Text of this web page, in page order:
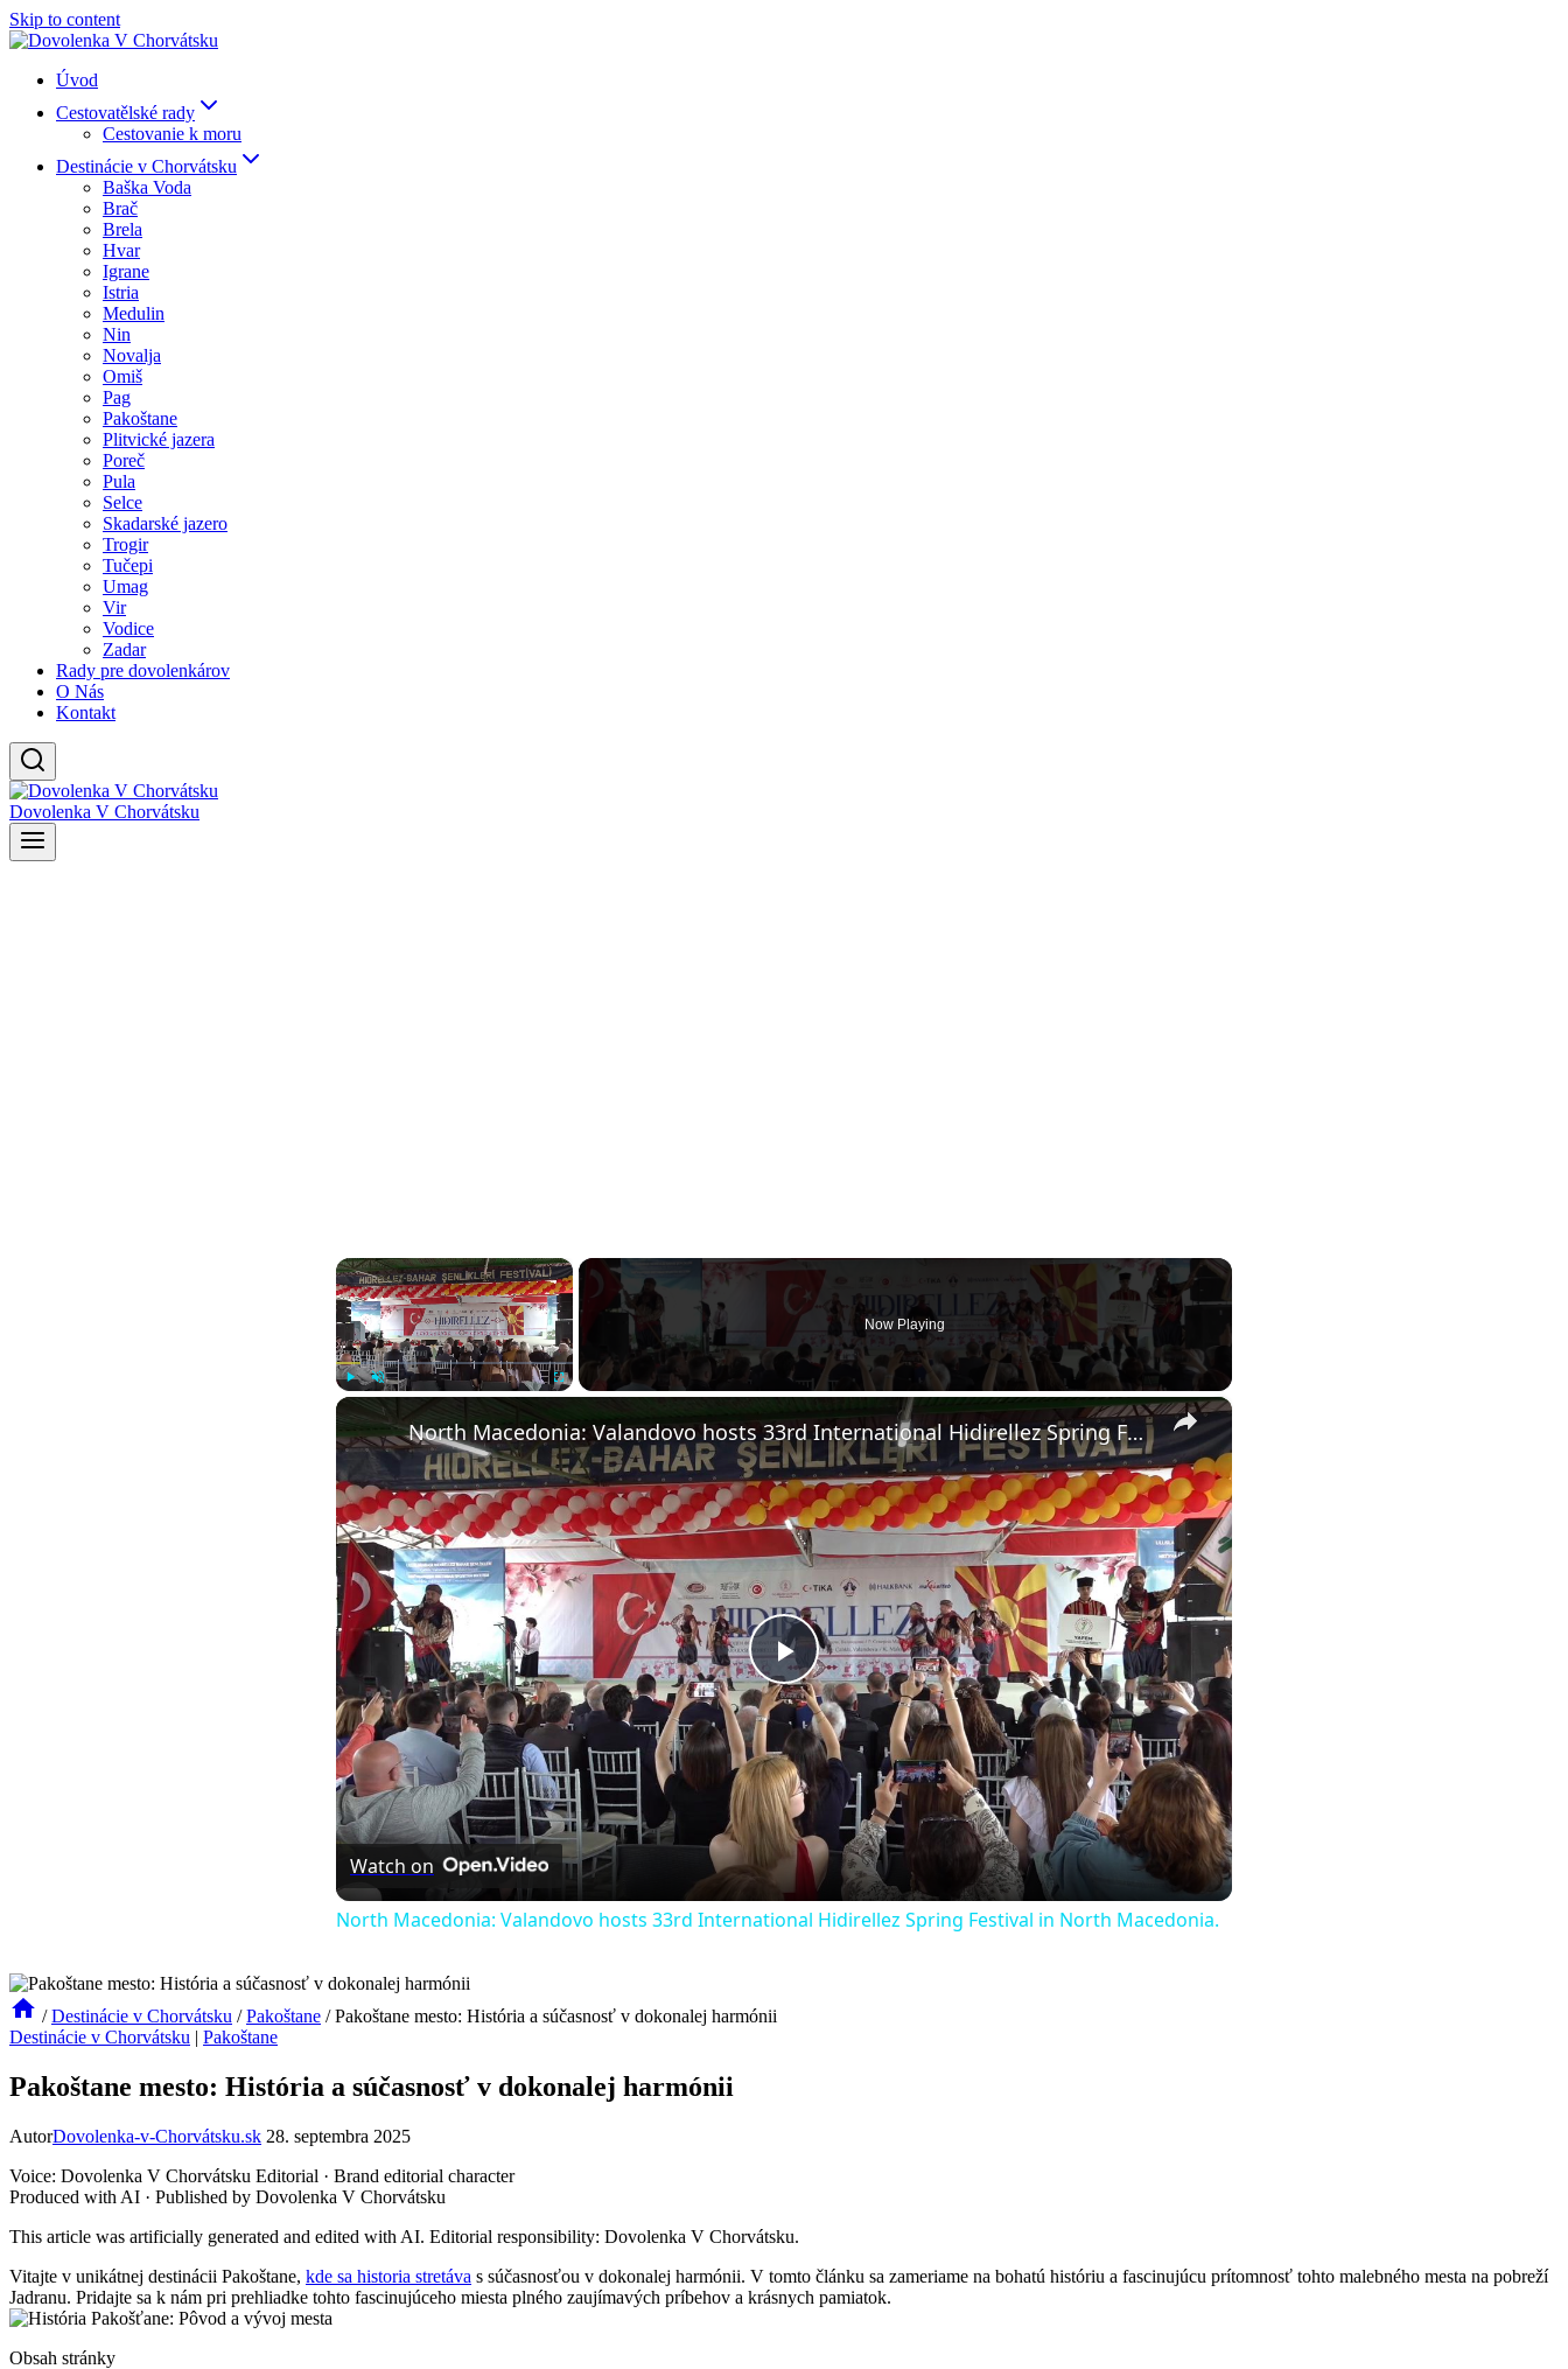
Skip to content
Úvod
Cestovatělské rady
Cestovanie k moru
Destinácie v Chorvátsku
Baška Voda
Brač
Brela
Hvar
Igrane
Istria
Medulin
Nin
Novalja
Omiš
Pag
Pakoštane
Plitvické jazera
Poreč
Pula
Selce
Skadarské jazero
Trogir
Tučepi
Umag
Vir
Vodice
Zadar
Rady pre dovolenkárov
O Nás
Kontakt
Dovolenka V Chorvátsku
×
Now Playing
×
Play
Video
North Macedonia: Valandovo hosts 33rd International Hidirellez Spring Festival in North Macedonia.
Watch on
North Macedonia: Valandovo hosts 33rd International Hidirellez Spring Festival in North Macedonia.
/ Destinácie v Chorvátsku / Pakoštane / Pakoštane mesto: História a súčasnosť v dokonalej harmónii
Destinácie v Chorvátsku | Pakoštane
Pakoštane mesto: História a súčasnosť v dokonalej harmónii
AutorDovolenka-v-Chorvátsku.sk 28. septembra 2025
Voice: Dovolenka V Chorvátsku Editorial · Brand editorial character
Produced with AI · Published by Dovolenka V Chorvátsku
This article was artificially generated and edited with AI. Editorial responsibility: Dovolenka V Chorvátsku.
Vitajte v unikátnej destinácii Pakoštane, kde sa historia stretáva s súčasnosťou v dokonalej harmónii. V tomto článku sa zameriame na bohatú históriu a fascinujúcu prítomnosť tohto malebného mesta na pobreží
Jadranu. Pridajte sa k nám pri prehliadke tohto fascinujúceho miesta plného zaujímavých príbehov a krásnych pamiatok.
Obsah stránky